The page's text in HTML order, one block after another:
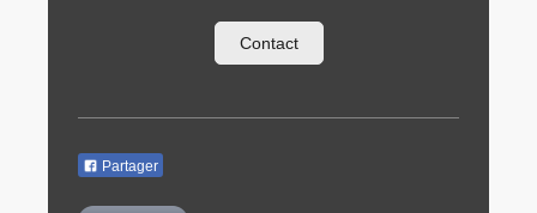
Contact
Partager